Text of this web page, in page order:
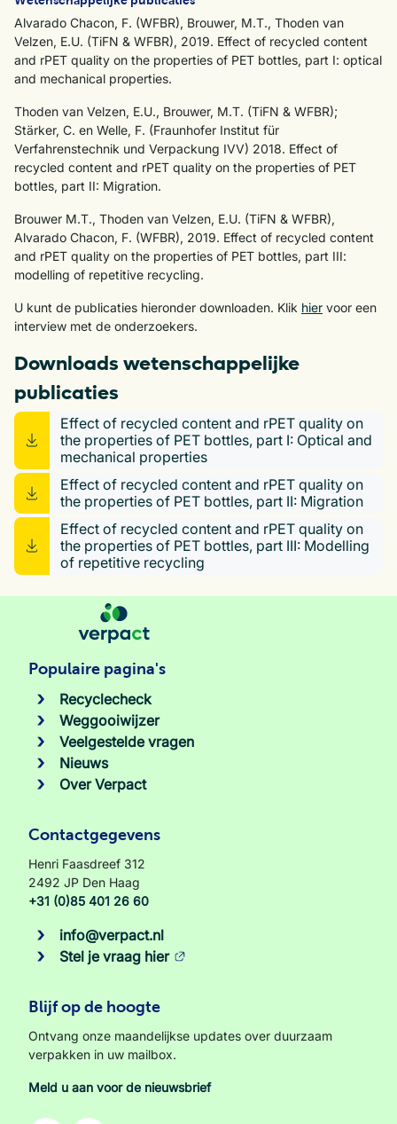
Alvarado Chacon, F. (WFBR), Brouwer, M.T., Thoden van
Velzen, E.U. (TiFN & WFBR), 2019. Effect of recycled content
and rPET quality on the properties of PET bottles, part I: optical
and mechanical properties.
Thoden van Velzen, E.U., Brouwer, M.T. (TiFN & WFBR);
Stärker, C. en Welle, F. (Fraunhofer Institut für
Verfahrenstechnik und Verpackung IVV) 2018. Effect of
recycled content and rPET quality on the properties of PET
bottles, part II: Migration.
Brouwer M.T., Thoden van Velzen, E.U. (TiFN & WFBR),
Alvarado Chacon, F. (WFBR), 2019. Effect of recycled content
and rPET quality on the properties of PET bottles, part III:
modelling of repetitive recycling.
U kunt de publicaties hieronder downloaden. Klik hier voor een
interview met de onderzoekers.
Downloads wetenschappelijke
publicaties
Effect of recycled content and rPET quality on
the properties of PET bottles, part I: Optical and
mechanical properties
Effect of recycled content and rPET quality on
the properties of PET bottles, part II: Migration
Effect of recycled content and rPET quality on
the properties of PET bottles, part III: Modelling
of repetitive recycling
Populaire pagina's
Recyclecheck
Weggooiwijzer
Veelgestelde vragen
Nieuws
Over Verpact
Contactgegevens
Henri Faasdreef 312
2492 JP Den Haag
+31 (0)85 401 26 60
info@verpact.nl
Stel je vraag hier
Blijf op de hoogte
Ontvang onze maandelijkse updates over duurzaam
verpakken in uw mailbox.
Meld u aan voor de nieuwsbrief